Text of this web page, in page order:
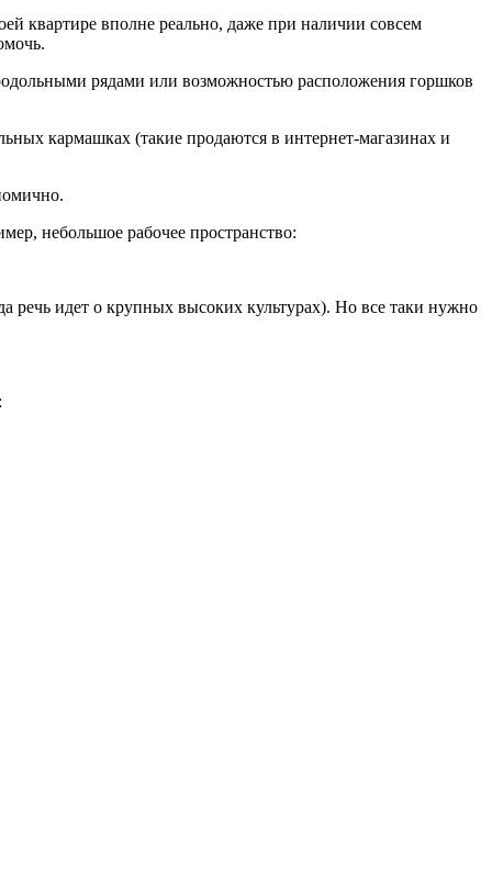
квартире вполне реально, даже при наличии совсем
рядами или возможностью расположения горшков
кармашках (такие продаются в интернет-магазинах и
небольшое рабочее пространство:
речь идет о крупных высоких культурах). Но все таки нужно